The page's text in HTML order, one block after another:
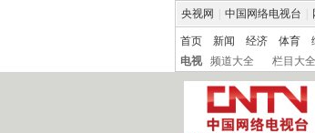
央视网 中国网络电视台
首页 新闻 经济 体育
电视
频道大全 栏目大全